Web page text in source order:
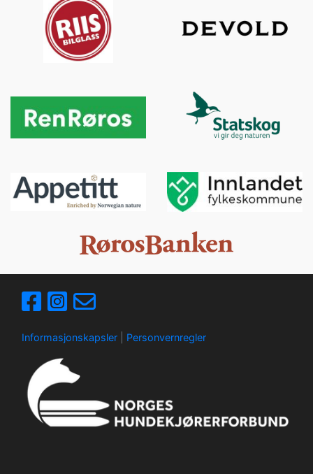
Informasjonskapsler Personvernregler